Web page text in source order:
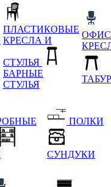
ПЛАСТИКОВЫЕ
КРЕСЛА И
СТУЛЬЯ
БАРНЫЕ
СТУЛЬЯ
ПОЛКИ
СУНДУКИ